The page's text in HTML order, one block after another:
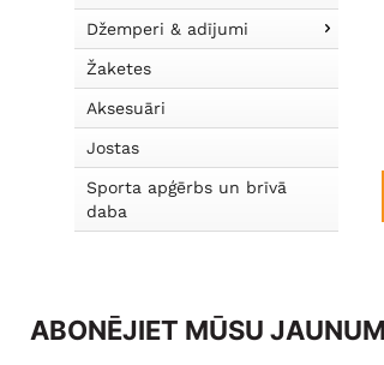
Džemperi & adījumi
Žaketes
Aksesuāri
Jostas
Sporta apģērbs un brīvā
daba
ABONĒJIET MŪSU